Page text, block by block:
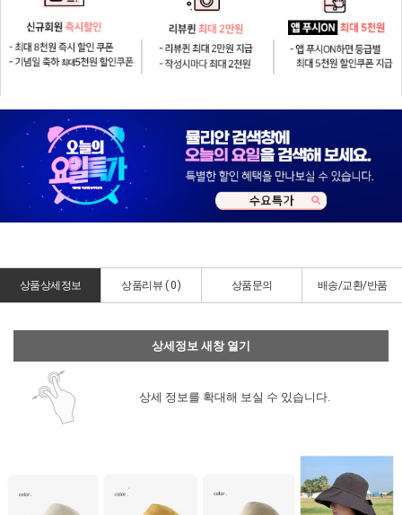
상품상세정보 상품리뷰 (0) 상품문의 배송/교환/반품
상세정보 새창 열기
상세 정보를 확대해 보실 수 있습니다.